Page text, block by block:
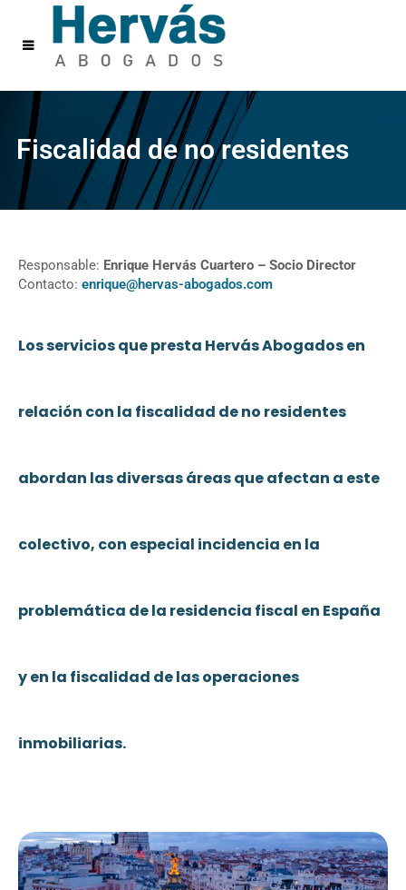
Fiscalidad de no residentes
Responsable: Enrique Hervás Cuartero – Socio Director
Contacto: enrique@hervas-abogados.com
Los servicios que presta Hervás Abogados en
relación con la fiscalidad de no residentes
abordan las diversas áreas que afectan a este
colectivo, con especial incidencia en la
problemática de la residencia fiscal en España
y en la fiscalidad de las operaciones
inmobiliarias.